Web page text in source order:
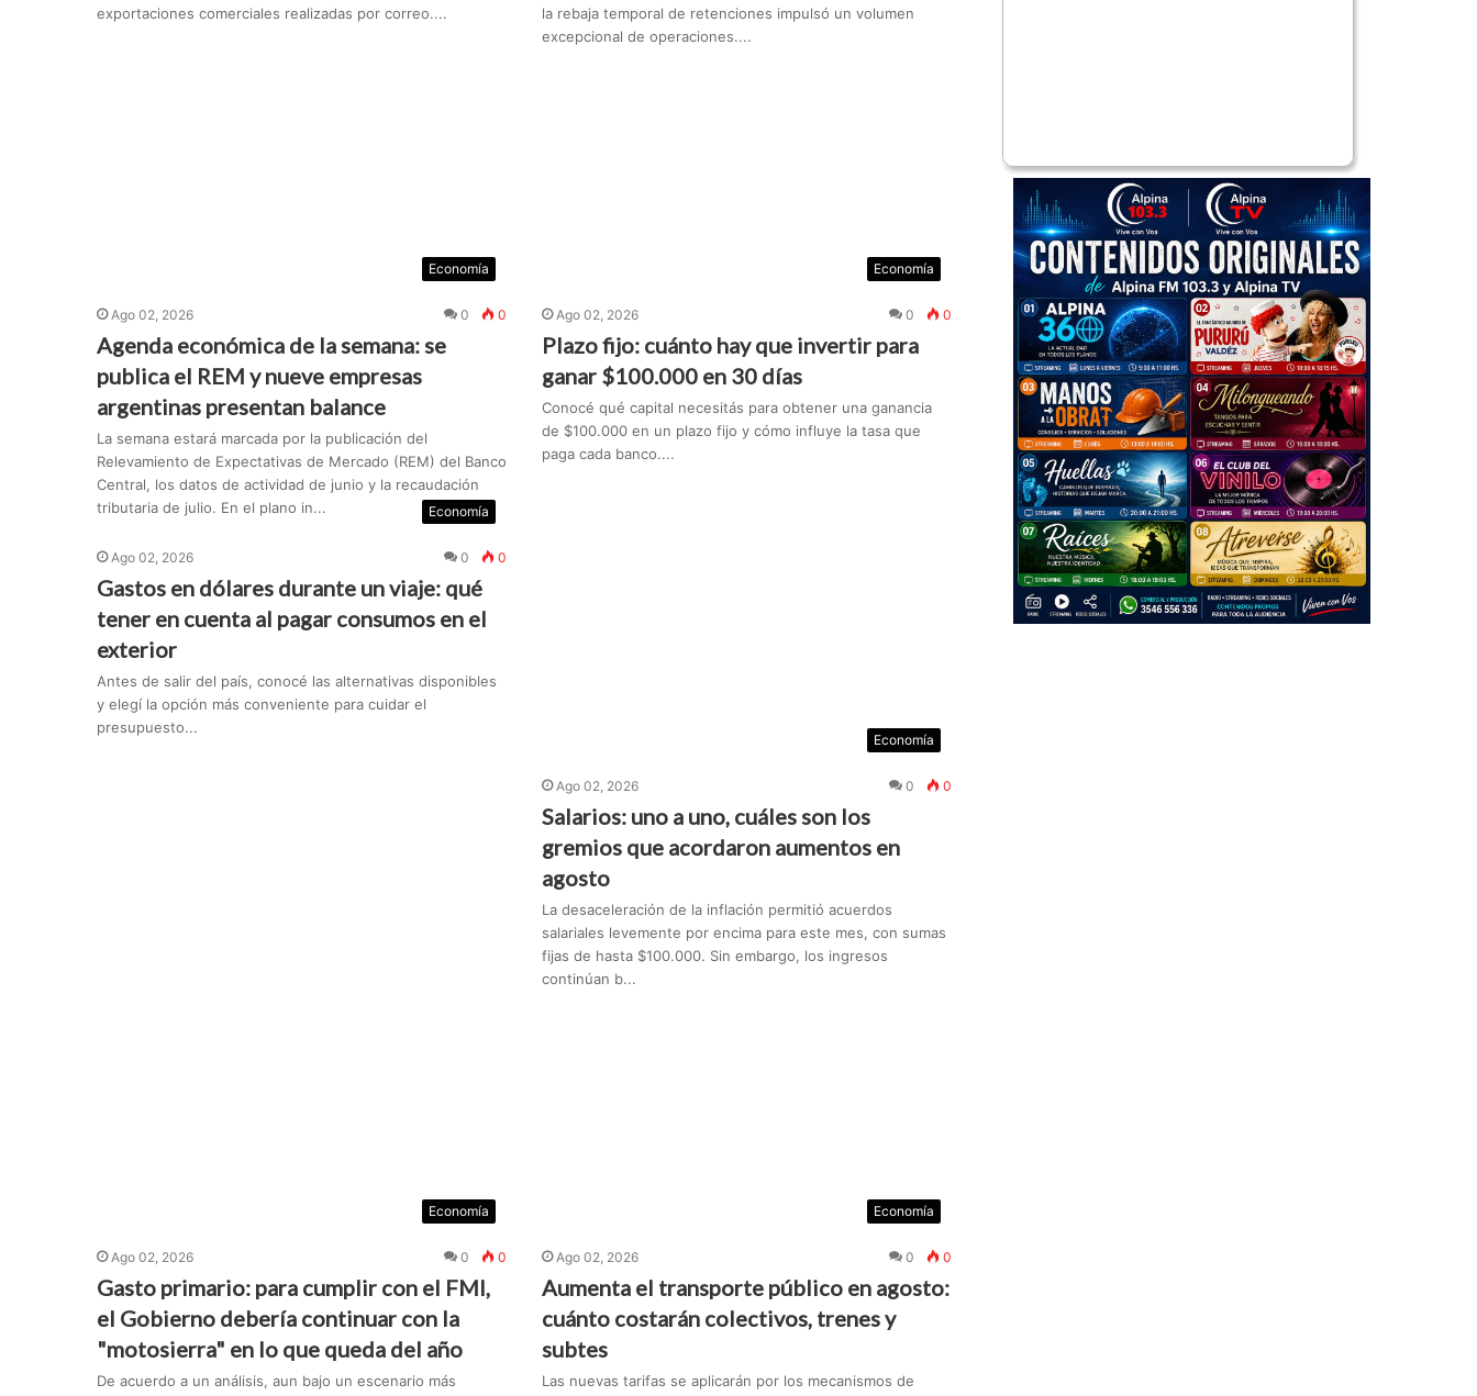
exportaciones comerciales realizadas por correo....
la rebaja temporal de retenciones impulsó un volumen
excepcional de operaciones....
Economía
Ago 02, 2026 0 0
Agenda económica de la semana: se
publica el REM y nueve empresas
argentinas presentan balance
La semana estará marcada por la publicación del
Relevamiento de Expectativas de Mercado (REM) del Banco
Central, los datos de actividad de junio y la recaudación
tributaria de julio. En el plano in...
Economía
Ago 02, 2026 0 0
Plazo fijo: cuánto hay que invertir para
ganar $100.000 en 30 días
Conocé qué capital necesitás para obtener una ganancia
de $100.000 en un plazo fijo y cómo influye la tasa que
paga cada banco....
Economía
Ago 02, 2026 0 0
Gastos en dólares durante un viaje: qué
tener en cuenta al pagar consumos en el
exterior
Antes de salir del país, conocé las alternativas disponibles
y elegí la opción más conveniente para cuidar el
presupuesto...
Economía
Ago 02, 2026 0 0
Salarios: uno a uno, cuáles son los
gremios que acordaron aumentos en
agosto
La desaceleración de la inflación permitió acuerdos
salariales levemente por encima para este mes, con sumas
fijas de hasta $100.000. Sin embargo, los ingresos
continúan b...
Economía
Ago 02, 2026 0 0
Gasto primario: para cumplir con el FMI,
el Gobierno debería continuar con la
"motosierra" en lo que queda del año
De acuerdo a un análisis, aun bajo un escenario más
Economía
Ago 02, 2026 0 0
Aumenta el transporte público en agosto:
cuánto costarán colectivos, trenes y
subtes
Las nuevas tarifas se aplicarán por los mecanismos de